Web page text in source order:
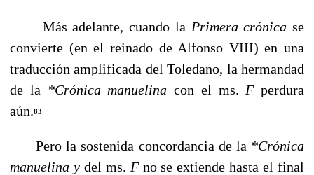
Más adelante, cuando la Primera crónica se
convierte (en el reinado de Alfonso VIII) en una
traducción amplificada del Toledano, la hermandad
de la *Crónica manuelina con el ms. Fperdura
aún.83
Pero la sostenida concordancia de la *Crónica
manuelina y del ms. Fno se extiende hasta el final